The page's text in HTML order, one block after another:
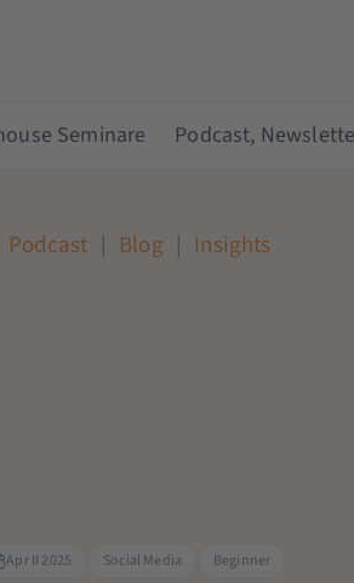
Seminare Podcast,
Podcast | Blog | Insights
Apr II 2025 Social Media Beginner